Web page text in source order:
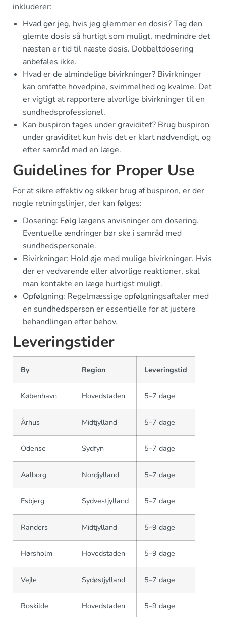
inkluderer:
Hvad gør jeg, hvis jeg glemmer en dosis? Tag den
glemte dosis så hurtigt som muligt, medmindre det
næsten er tid til næste dosis. Dobbeltdosering
anbefales ikke.
Hvad er de almindelige bivirkninger? Bivirkninger
kan omfatte hovedpine, svimmelhed og kvalme. Det
er vigtigt at rapportere alvorlige bivirkninger til en
sundhedsprofessionel.
Kan buspiron tages under graviditet? Brug buspiron
under graviditet kun hvis det er klart nødvendigt, og
efter samråd med en læge.
Guidelines for Proper Use
For at sikre effektiv og sikker brug af buspiron, er der
nogle retningslinjer, der kan følges:
Dosering: Følg lægens anvisninger om dosering.
Eventuelle ændringer bør ske i samråd med
sundhedspersonale.
Bivirkninger: Hold øje med mulige bivirkninger. Hvis
der er vedvarende eller alvorlige reaktioner, skal
man kontakte en læge hurtigst muligt.
Opfølgning: Regelmæssige opfølgningsaftaler med
en sundhedsperson er essentielle for at justere
behandlingen efter behov.
Leveringstider
By Region Leveringstid
København Hovedstaden 5–7 dage
Århus Midtjylland 5–7 dage
Odense Sydfyn 5–7 dage
Aalborg Nordjylland 5–7 dage
Esbjerg Sydvestjylland 5–7 dage
Randers Midtjylland 5–9 dage
Hørsholm Hovedstaden 5–9 dage
Vejle Sydøstjylland 5–7 dage
Roskilde Hovedstaden 5–9 dage